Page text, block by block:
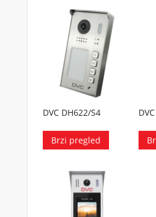
DVC DH622/S4
Brzi pregled